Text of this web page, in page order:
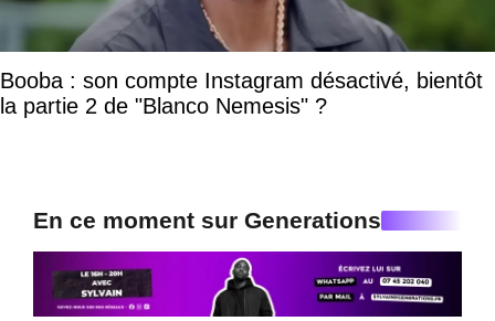
Booba : son compte Instagram désactivé, bientôt
la partie 2 de "Blanco Nemesis" ?
En ce moment sur Generations